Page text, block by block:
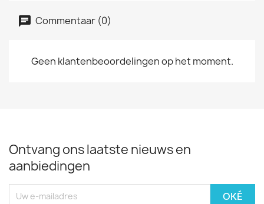
Commentaar (0)
Geen klantenbeoordelingen op het moment.
Ontvang ons laatste nieuws en
aanbiedingen